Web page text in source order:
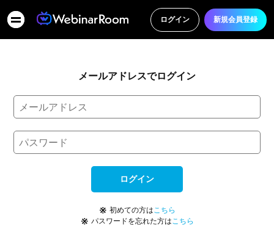
ログイン 新規会員登録
メールアドレスでログイン
ログイン
※ 初めての方は こちら
※ パスワードを忘れた方は こちら